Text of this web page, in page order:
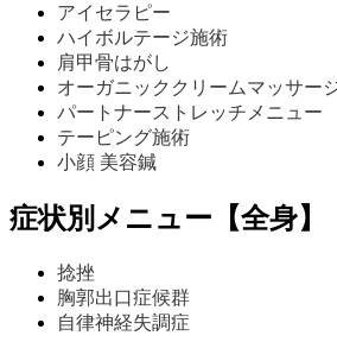
アイセラピー
ハイボルテージ施術
肩甲骨はがし
オーガニッククリームマッサー
パートナーストレッチメニュー
テーピング施術
小顔 美容鍼
症状別メニュー【全身】
捻挫
胸郭出口症候群
自律神経失調症